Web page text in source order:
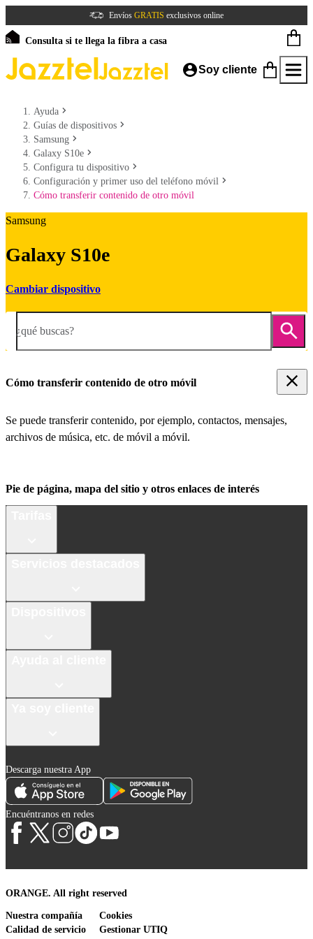
Envíos GRATIS exclusivos online
Consulta si te llega la fibra a casa
Soy cliente
Ayuda
Guías de dispositivos
Samsung
Galaxy S10e
Configura tu dispositivo
Configuración y primer uso del teléfono móvil
Cómo transferir contenido de otro móvil
Samsung
Galaxy S10e
Cambiar dispositivo
¿qué buscas?
Cómo transferir contenido de otro móvil
Se puede transferir contenido, por ejemplo, contactos, mensajes,
archivos de música, etc. de móvil a móvil.
Pie de página, mapa del sitio y otros enlaces de interés
Descarga nuestra App
Encuéntranos en redes
ORANGE. All right reserved
Nuestra compañía
Calidad de servicio
Cookies
Gestionar UTIQ